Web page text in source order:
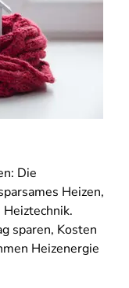
Die
Heizen,
sparen, Kosten
Heizenergie